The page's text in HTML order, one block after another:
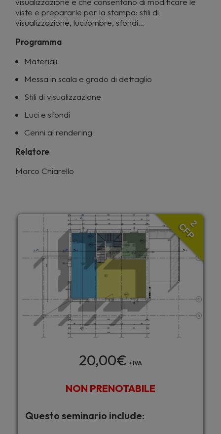
viste e prepararle per la stampa: stili di
visualizzazione, luci/ombre, sfondi…
Programma
Materiali
Messa in scala e grado di dettaglio
Stili di visualizzazione
Luci e sfondi
Cenni al rendering
Relatore
Marco Chiarello
2
CFP
20,00€ + IVA
NON PRENOTABILE
Questo seminario include: